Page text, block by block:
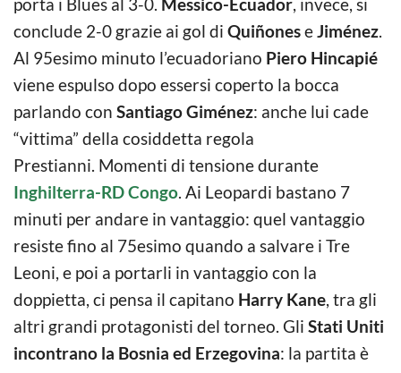
conclude 2-0 grazie ai gol di QuiñoneseJiménez.
Al 95esimo minuto l’ecuadoriano Piero Hincapié
viene espulso dopo essersi coperto la bocca
parlando con Santiago Giménez: anche lui cade
“vittima” della cosiddetta regola
Prestianni. Momenti di tensione durante
Inghilterra-RD Congo. Ai Leopardi bastano 7
minuti per andare in vantaggio: quel vantaggio
resiste fino al 75esimo quando a salvare i Tre
Leoni, e poi a portarli in vantaggio con la
doppietta, ci pensa il capitano Harry Kane, tra gli
altri grandi protagonisti del torneo. Gli Stati Uniti
incontrano la Bosnia ed Erzegovina: la partita è